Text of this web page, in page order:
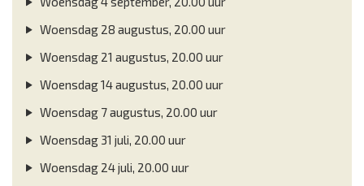
Woensdag 28 augustus, 20.00 uur
Woensdag 21 augustus, 20.00 uur
Woensdag 14 augustus, 20.00 uur
Woensdag 7 augustus, 20.00 uur
Woensdag 31 juli, 20.00 uur
Woensdag 24 juli, 20.00 uur